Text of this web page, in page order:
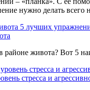
нужно делать
5 лучших
живота? Вот 5
стресса и